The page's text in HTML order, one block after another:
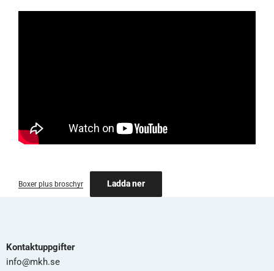
Boxer plus broschyr Ladda ner
Kontaktuppgifter
info@mkh.se